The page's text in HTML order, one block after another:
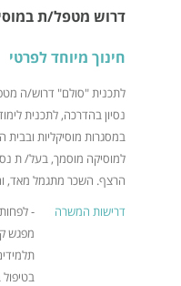
דרוש מטפל/ת
חינוך מיוחד לפרטי
לתכנית "סולם" דרוש/ה
נסיון בהדרכה, לתכנית
במסגרות מוסיקליות
הרצף. השכר מתגמל מאד,
דרישות המשרה
-
מפגש